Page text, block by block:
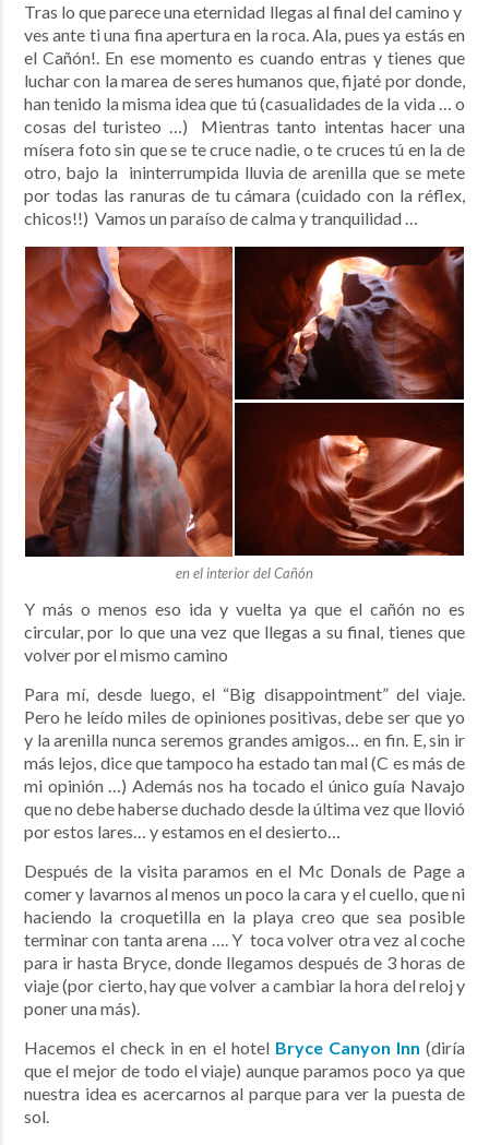
Tras lo que parece una eternidad llegas al final del camino y
ves ante ti una fina apertura en la roca. Ala, pues ya estás en
el Cañón!. En ese momento es cuando entras y tienes que
luchar con la marea de seres humanos que, fijaté por donde,
han tenido la misma idea que tú (casualidades de la vida … o
cosas del turisteo …) Mientras tanto intentas hacer una
mísera foto sin que se te cruce nadie, o te cruces tú en la de
otro, bajo la ininterrumpida lluvia de arenilla que se mete
por todas las ranuras de tu cámara (cuidado con la réflex,
chicos!!) Vamos un paraíso de calma y tranquilidad …
en el interior del Cañón
Y más o menos eso ida y vuelta ya que el cañón no es
circular, por lo que una vez que llegas a su final, tienes que
volver por el mismo camino
Para mí, desde luego, el “Big disappointment” del viaje.
Pero he leído miles de opiniones positivas, debe ser que yo
y la arenilla nunca seremos grandes amigos… en fin. E, sin ir
más lejos, dice que tampoco ha estado tan mal (C es más de
mi opinión …) Además nos ha tocado el único guía Navajo
que no debe haberse duchado desde la última vez que llovió
por estos lares… y estamos en el desierto…
Después de la visita paramos en el Mc Donals de Page a
comer y lavarnos al menos un poco la cara y el cuello, que ni
haciendo la croquetilla en la playa creo que sea posible
terminar con tanta arena …. Y toca volver otra vez al coche
para ir hasta Bryce, donde llegamos después de 3 horas de
viaje (por cierto, hay que volver a cambiar la hora del reloj y
poner una más).
Hacemos el check in en el hotel Bryce Canyon Inn (diría
que el mejor de todo el viaje) aunque paramos poco ya que
nuestra idea es acercarnos al parque para ver la puesta de
sol.